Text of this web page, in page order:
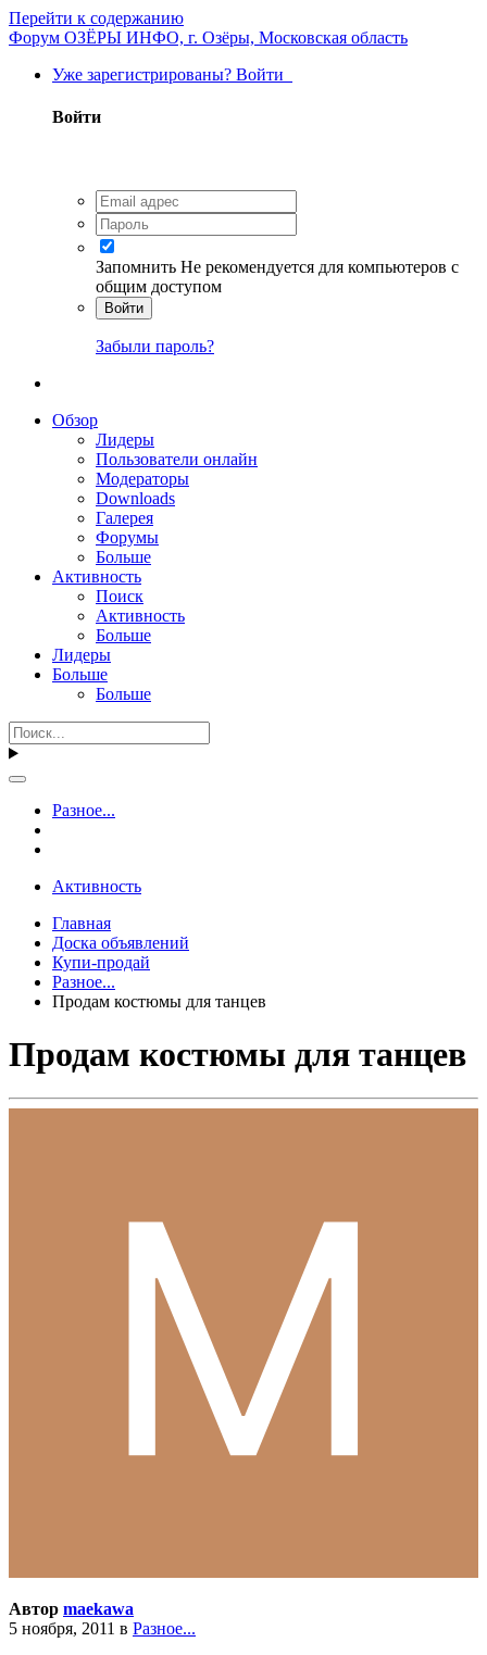
Перейти к содержанию
Форум ОЗЁРЫ ИНФО, г. Озёры, Московская область
Уже зарегистрированы? Войти
Войти
Запомнить Не рекомендуется для компьютеров с
общим доступом
Войти
Забыли пароль?
Обзор
Лидеры
Пользователи онлайн
Модераторы
Downloads
Галерея
Форумы
Больше
Активность
Поиск
Активность
Больше
Лидеры
Больше
Больше
Разное...
Активность
Главная
Доска объявлений
Купи-продай
Разное...
Продам костюмы для танцев
Продам костюмы для танцев
Автор maekawa
5 ноября, 2011 в Разное...